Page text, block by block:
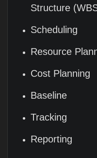
Structure
Scheduling
Resource
Cost Planning
Baseline
Tracking
Reporting